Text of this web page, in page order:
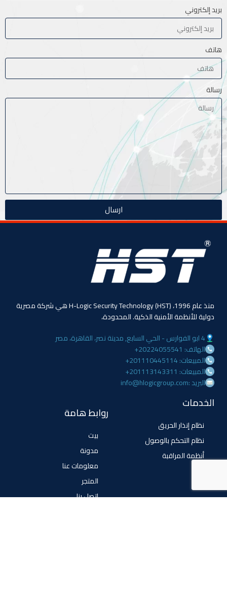
بريد إلكتروني
هاتف
رسالة
ارسال
منذ عام 1996، (HST) H-Logic Security Technology هي شركة مصرية
دولية للأنظمة الأمنية الذكية. المحدودة،
4 ابو الفوارس - الحي السابع, مدينة نصر، القاهرة، مصر
الهاتف: 20224055541+
المبيعات: 201110445114+
المبيعات: 201113143311+
البريد :info@hlogicgroup.com
الخدمات
نظام إنذار الحريق
نظام التحكم بالوصول
أنظمة المراقبة
روابط هامة
بيت
مدونة
معلومات عنا
المتجر
اتصل بنا